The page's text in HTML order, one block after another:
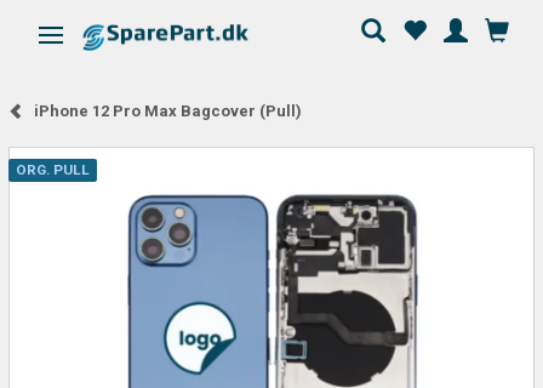
Skifte navigation
iPhone 12 Pro Max Bagcover (Pull)
ORG. PULL